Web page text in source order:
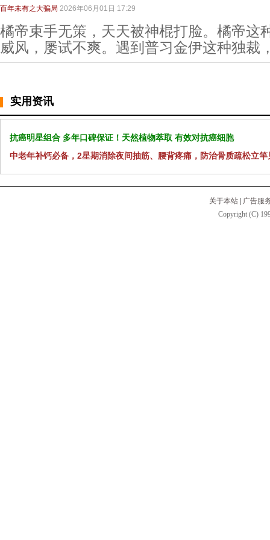
百年未有之大骗局 2026年06月01日 17:29
橘帝束手无策，天天被神棍打脸。橘帝这
威风，屡试不爽。遇到普习金伊这种独裁
实用资讯
抗癌明星组合 多年口碑保证！天然植物萃取 有效对抗癌细胞
中老年补钙必备，2星期消除夜间抽筋、腰背疼痛，防治骨质疏松立竿
关于本站
广告服
Copyright (C)